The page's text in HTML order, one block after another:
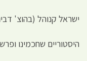
ישראל קנוהל (בהוצ'
היסטוריים שחכמינו